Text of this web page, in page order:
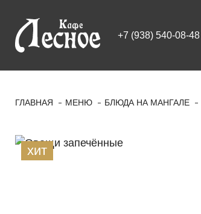
+7 (938) 540-08-48
ГЛАВНАЯ МЕНЮ БЛЮДА НА МАНГАЛЕ
Заказать
Овощи
хит